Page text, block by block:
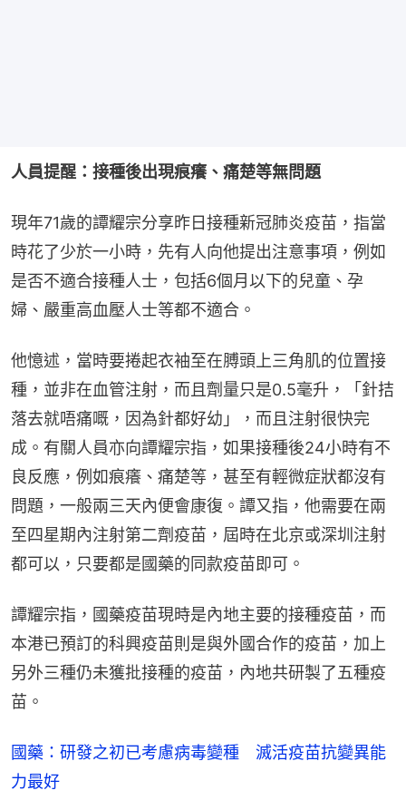
人員提醒：接種後出現痕癢、痛楚等無問題
現年71歲的譚耀宗分享昨日接種新冠肺炎疫苗，指當
時花了少於一小時，先有人向他提出注意事項，例如
是否不適合接種人士，包括6個月以下的兒童、孕
婦、嚴重高血壓人士等都不適合。
他憶述，當時要捲起衣袖至在膊頭上三角肌的位置接
種，並非在血管注射，而且劑量只是0.5毫升，「針拮
落去就唔痛嘅，因為針都好幼」，而且注射很快完
成。有關人員亦向譚耀宗指，如果接種後24小時有不
良反應，例如痕癢、痛楚等，甚至有輕微症狀都沒有
問題，一般兩三天內便會康復。譚又指，他需要在兩
至四星期內注射第二劑疫苗，屆時在北京或深圳注射
都可以，只要都是國藥的同款疫苗即可。
譚耀宗指，國藥疫苗現時是內地主要的接種疫苗，而
本港已預訂的科興疫苗則是與外國合作的疫苗，加上
另外三種仍未獲批接種的疫苗，內地共研製了五種疫
苗。
國藥：研發之初已考慮病毒變種 滅活疫苗抗變異能
力最好